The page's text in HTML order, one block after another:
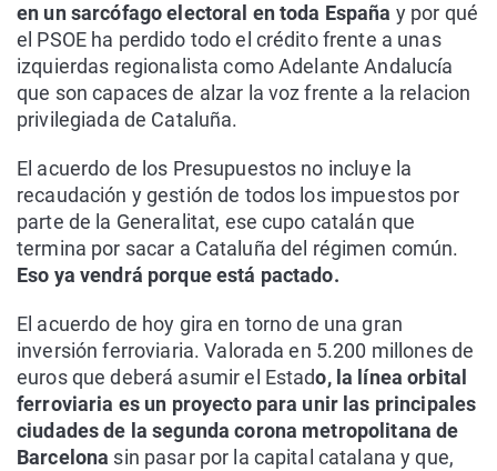
en un sarcófago electoral en toda España y por qué
el PSOE ha perdido todo el crédito frente a unas
izquierdas regionalista como Adelante Andalucía
que son capaces de alzar la voz frente a la relacion
privilegiada de Cataluña.
El acuerdo de los Presupuestos no incluye la
recaudación y gestión de todos los impuestos por
parte de la Generalitat, ese cupo catalán que
termina por sacar a Cataluña del régimen común.
Eso ya vendrá porque está pactado.
El acuerdo de hoy gira en torno de una gran
inversión ferroviaria. Valorada en 5.200 millones de
euros que deberá asumir el Estado, la línea orbital
ferroviaria es un proyecto para unir las principales
ciudades de la segunda corona metropolitana de
Barcelona sin pasar por la capital catalana y que,